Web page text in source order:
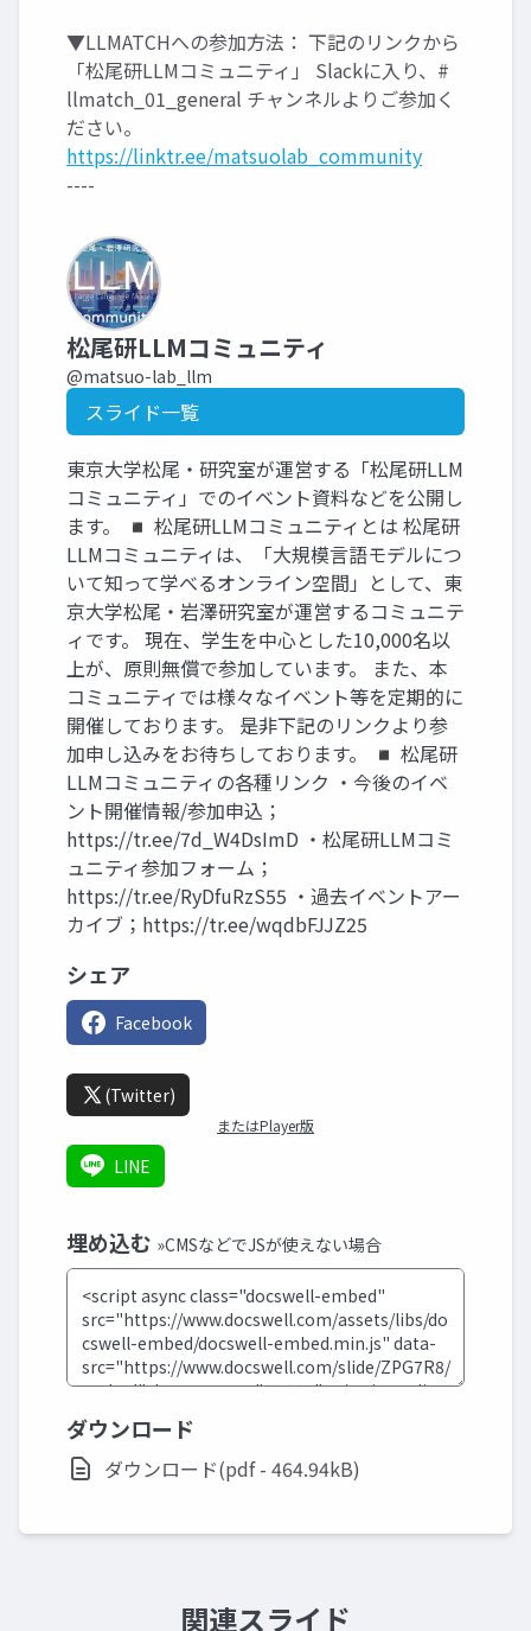
▼LLMATCHへの参加方法： 下記のリンクから
「松尾研LLMコミュニティ」 Slackに入り、#
llmatch_01_general チャンネルよりご参加く
ださい。
https://linktr.ee/matsuolab_community
----
松尾研LLMコミュニティ
@matsuo-lab_llm
スライド一覧
東京大学松尾・研究室が運営する「松尾研LLM
コミュニティ」でのイベント資料などを公開し
ます。 ◾️ 松尾研LLMコミュニティとは 松尾研
LLMコミュニティは、「大規模言語モデルにつ
いて知って学べるオンライン空間」として、東
京大学松尾・岩澤研究室が運営するコミュニテ
ィです。 現在、学生を中心とした10,000名以
上が、原則無償で参加しています。 また、本
コミュニティでは様々なイベント等を定期的に
開催しております。 是非下記のリンクより参
加申し込みをお待ちしております。 ◾️ 松尾研
LLMコミュニティの各種リンク ・今後のイベ
ント開催情報/参加申込；
https://tr.ee/7d_W4DsImD ・松尾研LLMコミ
ュニティ参加フォーム；
https://tr.ee/RyDfuRzS55 ・過去イベントアー
カイブ；https://tr.ee/wqdbFJJZ25
シェア
Facebook
(Twitter)
またはPlayer版
LINE
埋め込む »CMSなどでJSが使えない場合
ダウンロード
ダウンロード(pdf - 464.94kB)
関連スライド